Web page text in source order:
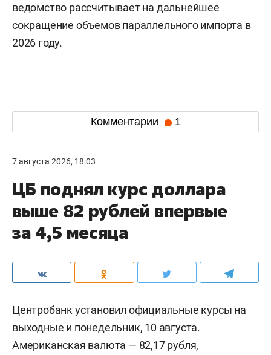
ведомство рассчитывает на дальнейшее
сокращение объемов параллельного импорта в
2026 году.
Комментарии 1
7 августа 2026, 18:03
ЦБ поднял курс доллара
выше 82 рублей впервые
за 4,5 месяца
Центробанк установил официальные курсы на
выходные и понедельник, 10 августа.
Американская валюта — 82,17 рубля,